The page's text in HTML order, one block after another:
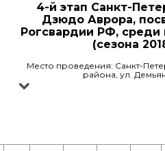
4-й этап Санкт-
Дзюдо Аврора,
Рогсвардии РФ,
(сезона
Место проведения: Санкт-
района, ул.